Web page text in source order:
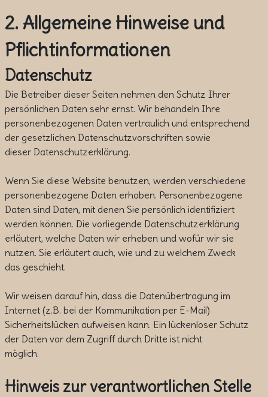
2. Allgemeine Hinweise und
Pflichtinformationen
Datenschutz
Die Betreiber dieser Seiten nehmen den Schutz Ihrer
persönlichen Daten sehr ernst. Wir behandeln Ihre
personenbezogenen Daten vertraulich und entsprechend
der gesetzlichen Datenschutzvorschriften sowie
dieser Datenschutzerklärung.
Wenn Sie diese Website benutzen, werden verschiedene
personenbezogene Daten erhoben. Personenbezogene
Daten sind Daten, mit denen Sie persönlich identifiziert
werden können. Die vorliegende Datenschutzerklärung
erläutert, welche Daten wir erheben und wofür wir sie
nutzen. Sie erläutert auch, wie und zu welchem Zweck
das geschieht.
Wir weisen darauf hin, dass die Datenübertragung im
Internet (z.B. bei der Kommunikation per E-Mail)
Sicherheitslücken aufweisen kann. Ein lückenloser Schutz
der Daten vor dem Zugriff durch Dritte ist nicht
möglich.
Hinweis zur verantwortlichen Stelle